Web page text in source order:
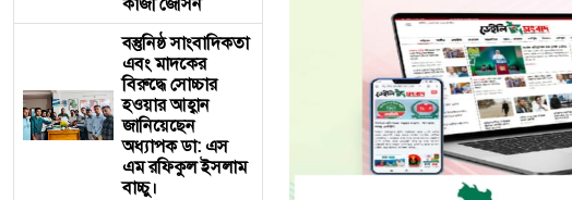
বস্তুনিষ্ঠ সাংবাদিকতা
এবং মাদকের
বিরুদ্ধে সোচ্চার
হওয়ার আহ্বান
জানিয়েছেন
অধ্যাপক ডা: এস
এম রফিকুল ইসলাম
বাচ্চু।